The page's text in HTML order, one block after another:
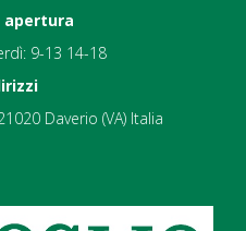
apertura
9-13 14-18
Daverio (VA) Italia